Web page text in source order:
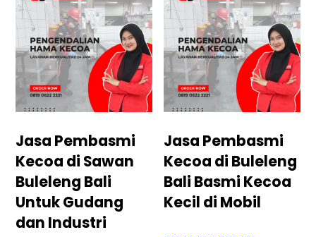
Jasa Pembasmi
Kecoa di Sawan
Buleleng Bali
Untuk Gudang
dan Industri
Jasa Pembasmi
Kecoa di Buleleng
Bali Basmi Kecoa
Kecil di Mobil